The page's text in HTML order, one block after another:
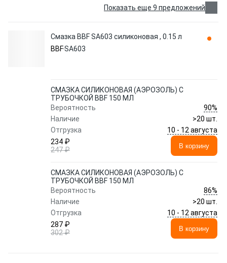
Показать еще 9 предложений
Смазка BBF SA603 силиконовая , 0.15 л
BBFSA603
СМАЗКА СИЛИКОНОВАЯ (АЭРОЗОЛЬ) С
ТРУБОЧКОЙ BBF 150 МЛ
Вероятность
90%
Наличие
>20 шт.
Отгрузка
10 - 12 августа
234 ₽
247 ₽
В корзину
СМАЗКА СИЛИКОНОВАЯ (АЭРОЗОЛЬ) С
ТРУБОЧКОЙ BBF 150 МЛ
Вероятность
86%
Наличие
>20 шт.
Отгрузка
10 - 12 августа
287 ₽
302 ₽
В корзину